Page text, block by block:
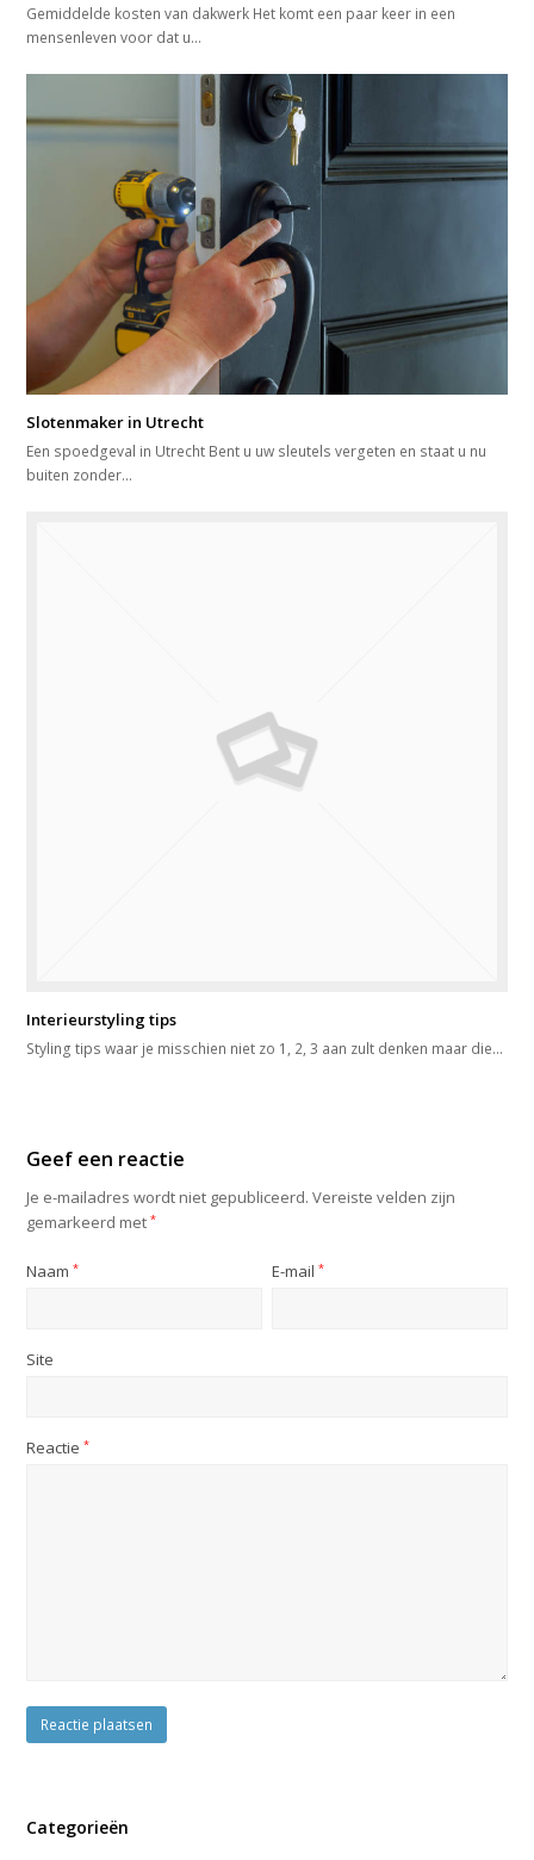
Gemiddelde kosten van dakwerk Het komt een paar keer in een
mensenleven voor dat u…
Slotenmaker in Utrecht
Een spoedgeval in Utrecht Bent u uw sleutels vergeten en staat u nu
buiten zonder…
Interieurstyling tips
Styling tips waar je misschien niet zo 1, 2, 3 aan zult denken maar die…
Geef een reactie
Je e-mailadres wordt niet gepubliceerd. Vereiste velden zijn
gemarkeerd met*
Naam* E-mail*
Site
Reactie*
Categorieën